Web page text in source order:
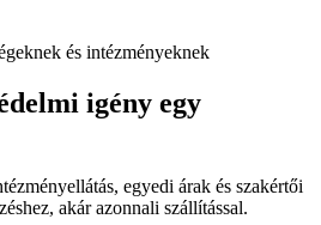
és intézményeknek
igény egy
egyedi árak és szakértői
akár azonnali szállítással.